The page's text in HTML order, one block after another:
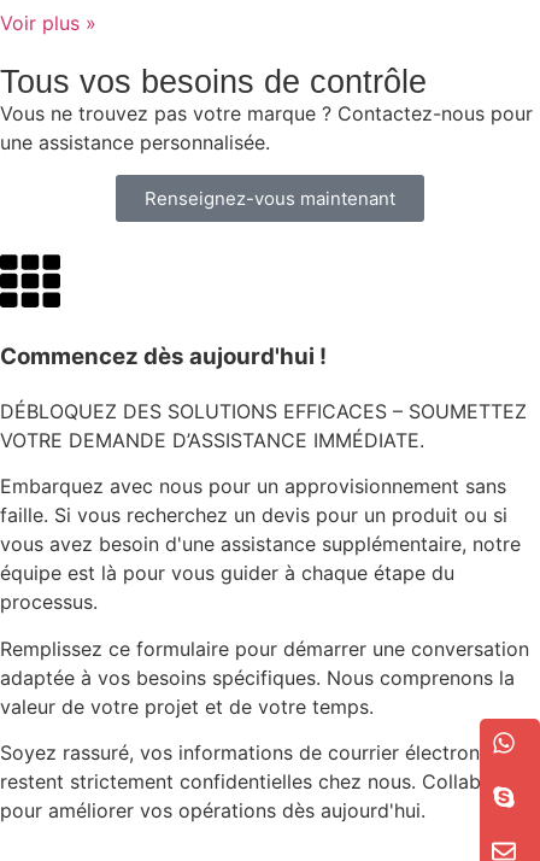
Voir plus »
Tous vos besoins de contrôle
Vous ne trouvez pas votre marque ? Contactez-nous pour
une assistance personnalisée.
Renseignez-vous maintenant
Commencez dès aujourd'hui !
DÉBLOQUEZ DES SOLUTIONS EFFICACES – SOUMETTEZ
VOTRE DEMANDE D’ASSISTANCE IMMÉDIATE.
Embarquez avec nous pour un approvisionnement sans
faille. Si vous recherchez un devis pour un produit ou si
vous avez besoin d'une assistance supplémentaire, notre
équipe est là pour vous guider à chaque étape du
processus.
Remplissez ce formulaire pour démarrer une conversation
adaptée à vos besoins spécifiques. Nous comprenons la
valeur de votre projet et de votre temps.
Soyez rassuré, vos informations de courrier électronique
restent strictement confidentielles chez nous. Collaborons
pour améliorer vos opérations dès aujourd'hui.